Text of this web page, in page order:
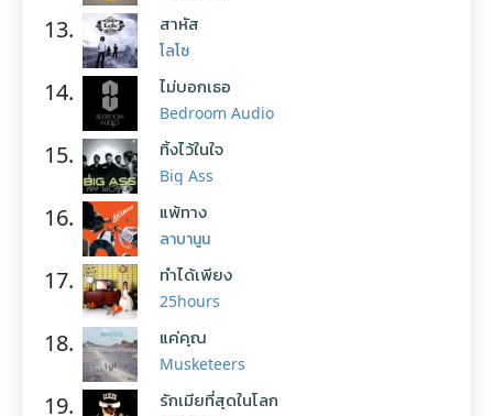
13. สาหัส
โลโซ
14. ไม่บอกเธอ
Bedroom Audio
15. ทิ้งไว้ในใจ
Big Ass
16. แพ้ทาง
ลาบานูน
17. ทำได้เพียง
25hours
18. แค่คุณ
Musketeers
19. รักเมียที่สุดในโลก